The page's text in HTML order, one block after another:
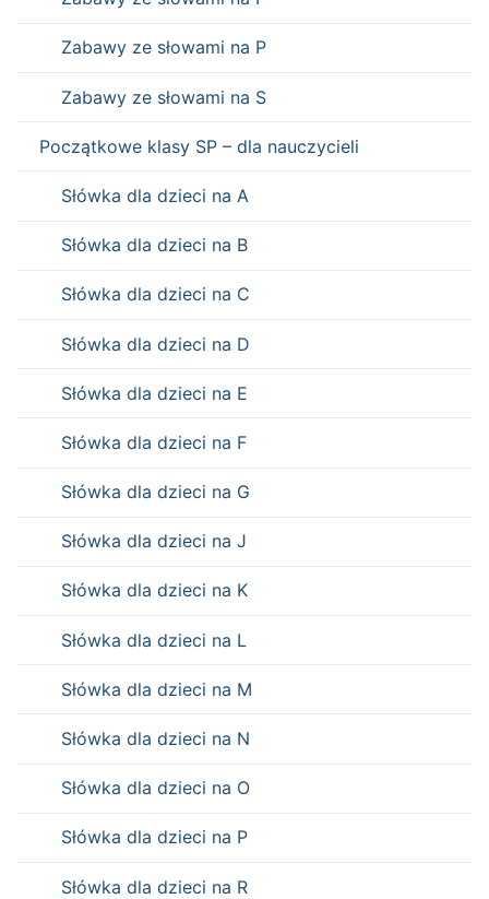
Zabawy ze słowami na P
Zabawy ze słowami na S
Początkowe klasy SP – dla nauczycieli
Słówka dla dzieci na A
Słówka dla dzieci na B
Słówka dla dzieci na C
Słówka dla dzieci na D
Słówka dla dzieci na E
Słówka dla dzieci na F
Słówka dla dzieci na G
Słówka dla dzieci na J
Słówka dla dzieci na K
Słówka dla dzieci na L
Słówka dla dzieci na M
Słówka dla dzieci na N
Słówka dla dzieci na O
Słówka dla dzieci na P
Słówka dla dzieci na R